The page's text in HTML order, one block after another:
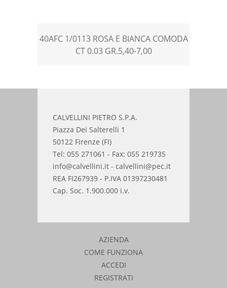
40AFC 1/0113 ROSA E BIANCA COMODA
CT 0.03 GR.5,40-7,00
CALVELLINI PIETRO S.P.A.
Piazza Dei Salterelli 1
50122 Firenze (FI)
Tel: 055 271061 - Fax: 055 219735
info@calvellini.it - calvellini@pec.it
REA FI267939 - P.IVA 01397230481
Cap. Soc. 1.900.000 i.v.
AZIENDA
COME FUNZIONA
ACCEDI
REGISTRATI